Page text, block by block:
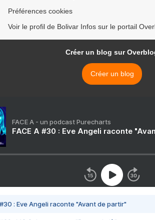
Préférences cookies
Voir le profil de Bolivar Infos sur le portail
Créer un blog sur
Créer un blog
FACE A - un podcast Purecharts
FACE A #30 : Eve Angeli raconte
#30 : Eve Angeli raconte "Avant de partir"